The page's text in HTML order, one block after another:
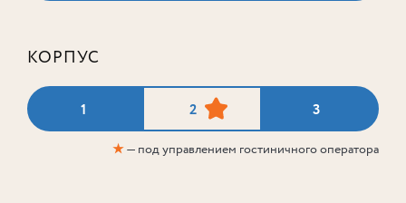
КОРПУС
1 2 3
★— под управлением гостиничного оператора